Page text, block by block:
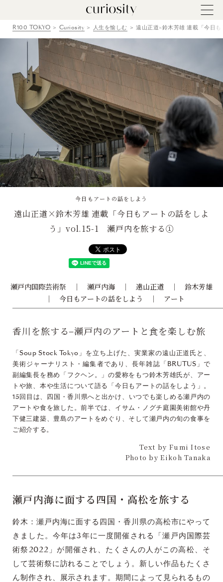
R100 TOKYO Curiosity 人生を愉しむ 遠山正道×鈴木芳雄 連載「今日
今日もアートの話をしよう
遠山正道×鈴木芳雄 連載「今日もアートの話をしよ
う」vol.15-1 瀬戸内を旅する①
瀬戸内国際芸術祭 瀬戸内海 遠山正道
鈴木芳雄
今日もアートの話をしよう
アート
香川を旅する–瀬戸内のアートと食を楽しむ旅
「Soup Stock Tokyo」を立ち上げた、実業家の遠山正道氏と、
美術ジャーナリスト・編集者であり、長年雑誌「BRUTUS」で
副編集長を務め「フクヘン。」の愛称をもつ鈴木芳雄氏が、アー
トや旅、本や生活について語る「今日もアートの話をしよう」。
15回目は、四国・香川県へと出かけ、いつでも楽しめる瀬戸内の
アートや食を旅した。前半では、イサム・ノグチ庭園美術館や丹
下健三建築、豊島のアートをめぐり、そして瀬戸内の旬の食事を
ご紹介する。
Text by Fumi Itose
Photo by Eikoh Tanaka
瀬戸内海に面する四国・高松を旅する
鈴木：瀬戸内海に面する四国・香川県の高松市にやって
きました。今年は3年に一度開催される「瀬戸内国際芸
術祭2022」が開催され、たくさんの人がこの高松、そ
して芸術祭に訪れることでしょう。新しい作品もたくさ
ん制作され、展示されます。期間によって見られるもの